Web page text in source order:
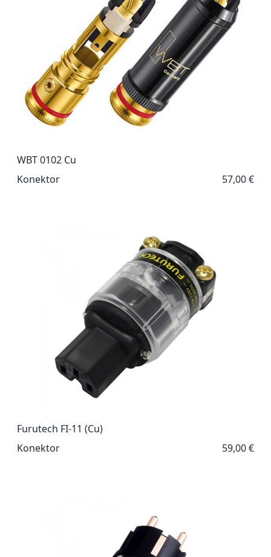
WBT 0102 Cu
Konektor
57,00 €
Furutech FI-11 (Cu)
Konektor
59,00 €